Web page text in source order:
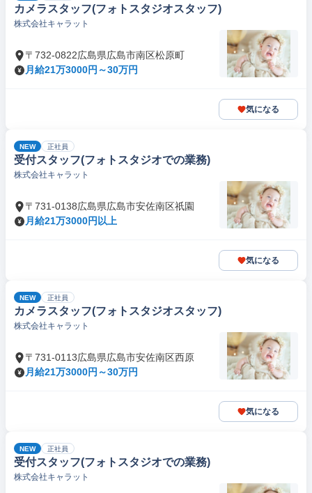
カメラスタッフ(フォトスタジオスタッフ)
株式会社キャラット
〒732-0822広島県広島市南区松原町
月給21万3000円～30万円
気になる
NEW 正社員
受付スタッフ(フォトスタジオでの業務)
株式会社キャラット
〒731-0138広島県広島市安佐南区祇園
月給21万3000円以上
気になる
NEW 正社員
カメラスタッフ(フォトスタジオスタッフ)
株式会社キャラット
〒731-0113広島県広島市安佐南区西原
月給21万3000円～30万円
気になる
NEW 正社員
受付スタッフ(フォトスタジオでの業務)
株式会社キャラット